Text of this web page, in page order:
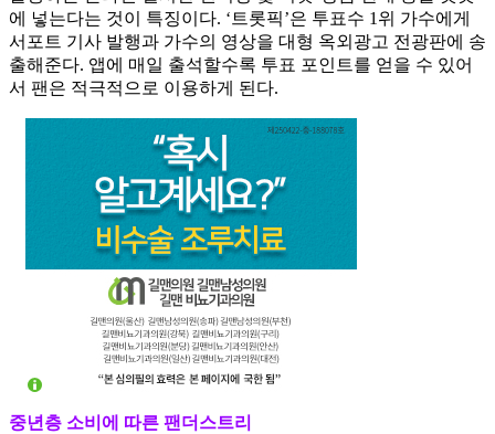
에 넣는다는 것이 특징이다. ‘트롯픽’은 투표수 1위 가수에게
서포트 기사 발행과 가수의 영상을 대형 옥외광고 전광판에 송
출해준다. 앱에 매일 출석할수록 투표 포인트를 얻을 수 있어
서 팬은 적극적으로 이용하게 된다.
중년층 소비에 따른 팬더스트리